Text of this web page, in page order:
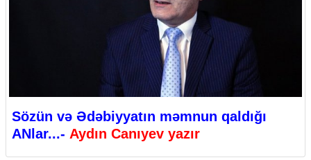
Sözün və Ədəbiyyatın məmnun qaldığı
ANlar...- Aydın Canıyev yazır